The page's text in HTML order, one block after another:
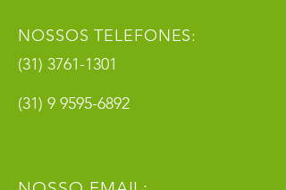
NOSSOS TELEFONES:
(31) 3761-1301
(31) 9 9595-6892